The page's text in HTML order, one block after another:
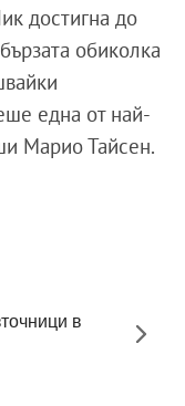
достигна до
обиколка
една от най-
Марио Тайсен.
в